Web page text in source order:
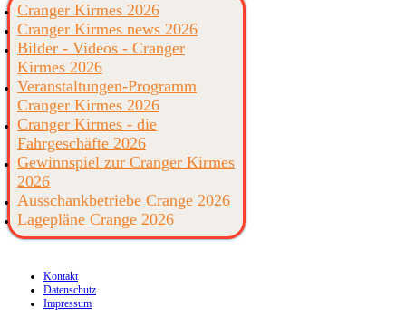
Cranger Kirmes 2026
Cranger Kirmes news 2026
Bilder - Videos - Cranger
Kirmes 2026
Veranstaltungen-Programm
Cranger Kirmes 2026
Cranger Kirmes - die
Fahrgeschäfte 2026
Gewinnspiel zur Cranger Kirmes
2026
Ausschankbetriebe Crange 2026
Lagepläne Crange 2026
Kontakt
Datenschutz
Impressum